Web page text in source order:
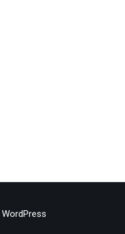
WordPress